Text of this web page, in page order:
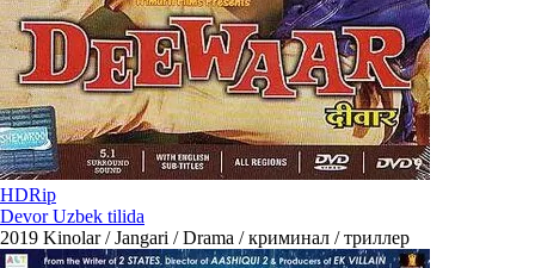
HDRip
Devor Uzbek tilida
2019 Kinolar / Jangari / Drama / криминал / триллер